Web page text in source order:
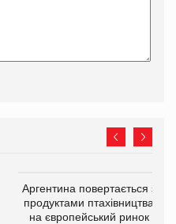
Аргентина повертається з
продуктами птахівництва
на європейський ринок